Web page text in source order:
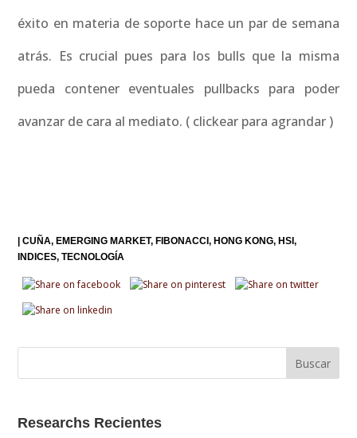
éxito en materia de soporte hace un par de semana
atrás. Es crucial pues para los bulls que la misma
pueda contener eventuales pullbacks para poder
avanzar de cara al mediato. ( clickear para agrandar )
|CUÑA EMERGING MARKET FIBONACCI HONG KONG HSI
INDICES TECNOLOGÍA
Researchs Recientes